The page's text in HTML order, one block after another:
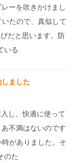
ーを吹きかけまし
たので、真似して
だと思います。防
いる
ました
し、快適に使って
不満はないのです
がありました。そ
のた